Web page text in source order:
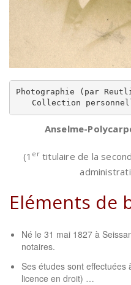
Photographie (par
Collection
Anselme-
(1 ertitulaire de la
Eléments de
Né le 31 mai 1827 à
notaires.
Ses études sont effectuées
licence en droit) …